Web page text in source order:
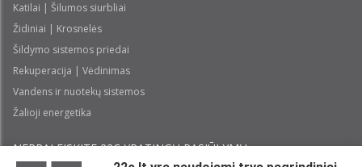
Katilai | Šilumos siurbliai
Židiniai | Krosnelės
Šildymo sistemos priedai
Rekuperacija | Vėdinimas
Vandens ir nuotekų sistemos
Žalioji energetika
NEPRALEISKITE 22С YPATINGŲ PASIŪLYMŲ: